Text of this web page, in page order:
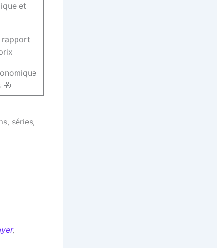
et
rapport
🎁
séries,
,